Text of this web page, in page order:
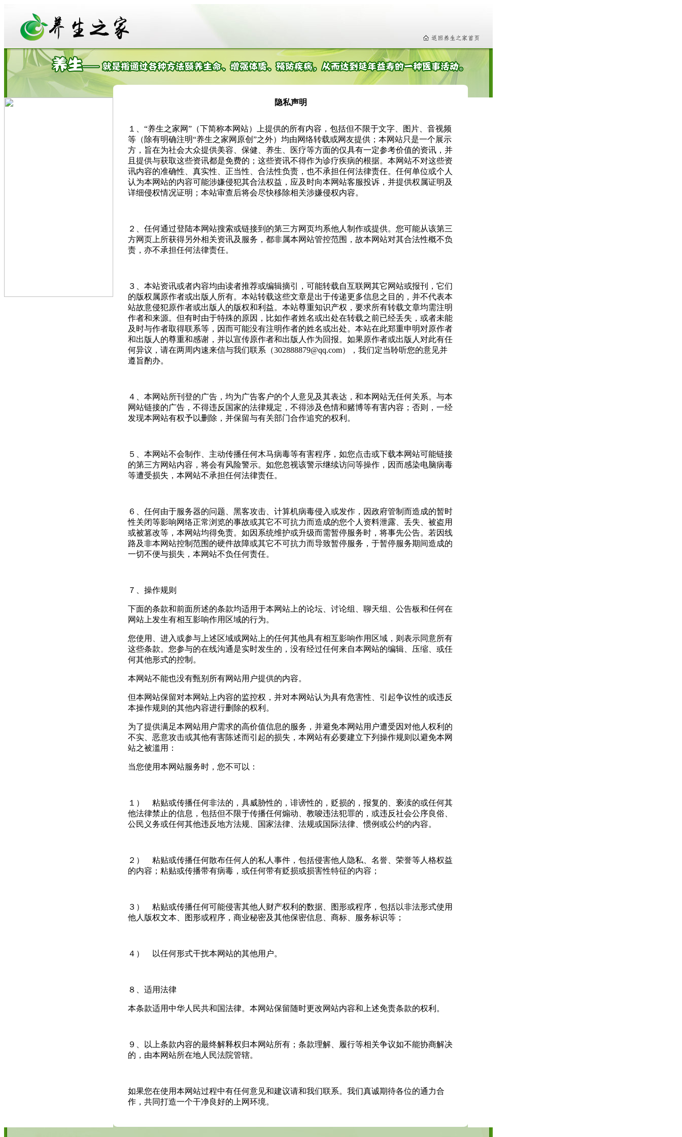
隐私声明
１、“养生之家网”（下简称本网站）上提供的所有内容，包括但不限于文字、图片、音视频
等（除有明确注明“养生之家网原创”之外）均由网络转载或网友提供；本网站只是一个展示
方，旨在为社会大众提供美容、保健、养生、医疗等方面的仅具有一定参考价值的资讯，并
且提供与获取这些资讯都是免费的；这些资讯不得作为诊疗疾病的根据。本网站不对这些资
讯内容的准确性、真实性、正当性、合法性负责，也不承担任何法律责任。任何单位或个人
认为本网站的内容可能涉嫌侵犯其合法权益，应及时向本网站客服投诉，并提供权属证明及
详细侵权情况证明；本站审查后将会尽快移除相关涉嫌侵权内容。
２、任何通过登陆本网站搜索或链接到的第三方网页均系他人制作或提供。您可能从该第三
方网页上所获得另外相关资讯及服务，都非属本网站管控范围，故本网站对其合法性概不负
责，亦不承担任何法律责任。
３、本站资讯或者内容均由读者推荐或编辑摘引，可能转载自互联网其它网站或报刊，它们
的版权属原作者或出版人所有。本站转载这些文章是出于传递更多信息之目的，并不代表本
站故意侵犯原作者或出版人的版权和利益。本站尊重知识产权，要求所有转载文章均需注明
作者和来源。但有时由于特殊的原因，比如作者姓名或出处在转载之前已经丢失，或者未能
及时与作者取得联系等，因而可能没有注明作者的姓名或出处。本站在此郑重申明对原作者
和出版人的尊重和感谢，并以宣传原作者和出版人作为回报。如果原作者或出版人对此有任
何异议，请在两周内速来信与我们联系（302888879@qq.com），我们定当聆听您的意见并
遵旨酌办。
４、本网站所刊登的广告，均为广告客户的个人意见及其表达，和本网站无任何关系。与本
网站链接的广告，不得违反国家的法律规定，不得涉及色情和赌博等有害内容；否则，一经
发现本网站有权予以删除，并保留与有关部门合作追究的权利。
５、本网站不会制作、主动传播任何木马病毒等有害程序，如您点击或下载本网站可能链接
的第三方网站内容，将会有风险警示。如您忽视该警示继续访问等操作，因而感染电脑病毒
等遭受损失，本网站不承担任何法律责任。
６、任何由于服务器的问题、黑客攻击、计算机病毒侵入或发作，因政府管制而造成的暂时
性关闭等影响网络正常浏览的事故或其它不可抗力而造成的您个人资料泄露、丢失、被盗用
或被篡改等，本网站均得免责。如因系统维护或升级而需暂停服务时，将事先公告。若因线
路及非本网站控制范围的硬件故障或其它不可抗力而导致暂停服务，于暂停服务期间造成的
一切不便与损失，本网站不负任何责任。
７、操作规则
下面的条款和前面所述的条款均适用于本网站上的论坛、讨论组、聊天组、公告板和任何在
网站上发生有相互影响作用区域的行为。
您使用、进入或参与上述区域或网站上的任何其他具有相互影响作用区域，则表示同意所有
这些条款。您参与的在线沟通是实时发生的，没有经过任何来自本网站的编辑、压缩、或任
何其他形式的控制。
本网站不能也没有甄别所有网站用户提供的内容。
但本网站保留对本网站上内容的监控权，并对本网站认为具有危害性、引起争议性的或违反
本操作规则的其他内容进行删除的权利。
为了提供满足本网站用户需求的高价值信息的服务，并避免本网站用户遭受因对他人权利的
不实、恶意攻击或其他有害陈述而引起的损失，本网站有必要建立下列操作规则以避免本网
站之被滥用：
当您使用本网站服务时，您不可以：
１） 粘贴或传播任何非法的，具威胁性的，诽谤性的，贬损的，报复的、亵渎的或任何其
他法律禁止的信息，包括但不限于传播任何煽动、教唆违法犯罪的，或违反社会公序良俗、
公民义务或任何其他违反地方法规、国家法律、法规或国际法律、惯例或公约的内容。
２） 粘贴或传播任何散布任何人的私人事件，包括侵害他人隐私、名誉、荣誉等人格权益
的内容；粘贴或传播带有病毒，或任何带有贬损或损害性特征的内容；
３） 粘贴或传播任何可能侵害其他人财产权利的数据、图形或程序，包括以非法形式使用
他人版权文本、图形或程序，商业秘密及其他保密信息、商标、服务标识等；
４） 以任何形式干扰本网站的其他用户。
８、适用法律
本条款适用中华人民共和国法律。本网站保留随时更改网站内容和上述免责条款的权利。
９、以上条款内容的最终解释权归本网站所有；条款理解、履行等相关争议如不能协商解决
的，由本网站所在地人民法院管辖。
如果您在使用本网站过程中有任何意见和建议请和我们联系。我们真诚期待各位的通力合
作，共同打造一个干净良好的上网环境。